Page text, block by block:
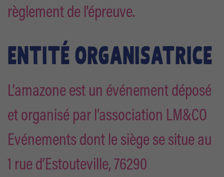
règlement de l'épreuve.
ENTITÉ ORGANISATRICE
L’amazone est un événement déposé
et organisé par l’association LM&CO
Evénements dont le siège se situe au
1 rue d’Estouteville, 76290